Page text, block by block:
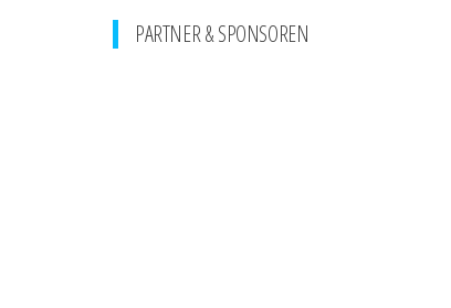
PARTNER & SPONSOREN